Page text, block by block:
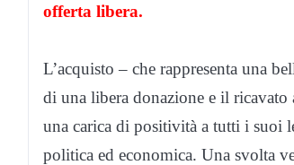
offerta libera.
L’acquisto – che rappresenta una
di una libera donazione e il ricavato
una carica di positività a tutti i suoi
politica ed economica. Una svolta